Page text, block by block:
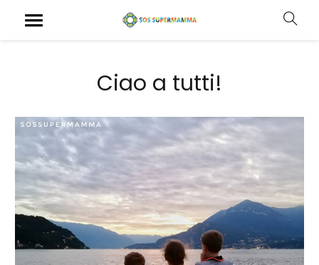
Ciao a tutti!